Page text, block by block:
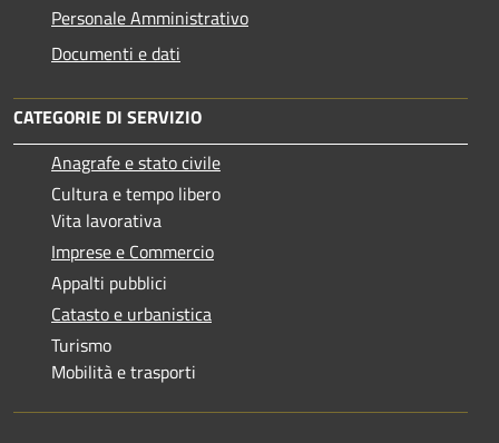
Personale Amministrativo
Documenti e dati
CATEGORIE DI SERVIZIO
Anagrafe e stato civile
Cultura e tempo libero
Vita lavorativa
Imprese e Commercio
Appalti pubblici
Catasto e urbanistica
Turismo
Mobilità e trasporti